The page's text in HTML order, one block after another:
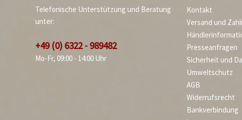
Telefonische Unterstützung und Beratung
unter:
+49 (0) 6322 - 989482
Mo-Fr, 09:00 - 14:00 Uhr
Kontakt
Versand und
Presseanfragen
Sicherheit und
Umweltschutz
AGB
Widerrufsrecht
Bankverbindung